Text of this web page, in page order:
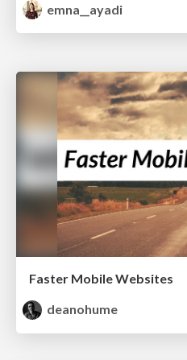
emna__ayadi
Faster Mobile Websites
deanohume